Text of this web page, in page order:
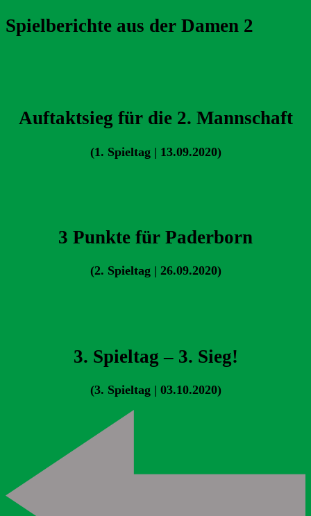
Spielberichte aus der Damen 2
Auftaktsieg für die 2. Mannschaft
(1. Spieltag | 13.09.2020)
3 Punkte für Paderborn
(2. Spieltag | 26.09.2020)
3. Spieltag – 3. Sieg!
(3. Spieltag | 03.10.2020)